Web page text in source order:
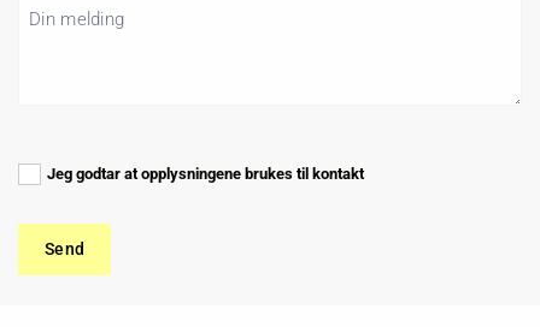
Jeg godtar at opplysningene brukes til kontakt